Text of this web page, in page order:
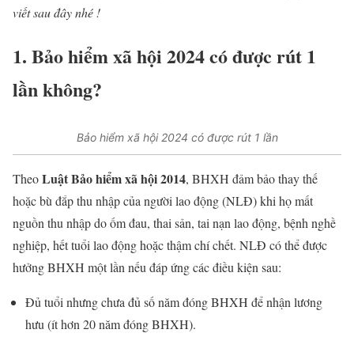
viết sau đây nhé !
1. Bảo hiểm xã hội 2024 có được rút 1
lần không?
Bảo hiểm xã hội 2024 có được rút 1 lần
TheoLuật Bảo hiểm xã hội 2014, BHXH đảm bảo thay thế
hoặc bù đắp thu nhập của người lao động (NLĐ) khi họ mất
nguồn thu nhập do ốm đau, thai sản, tai nạn lao động, bệnh nghề
nghiệp, hết tuổi lao động hoặc thậm chí chết. NLĐ có thể được
hưởng BHXH một lần nếu đáp ứng các điều kiện sau:
Đủ tuổi nhưng chưa đủ số năm đóng BHXH để nhận lương
hưu (ít hơn 20 năm đóng BHXH).